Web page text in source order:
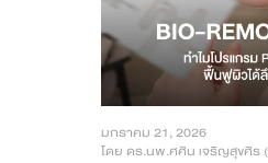
มกราคม 21, 2026
โดย ดร.นพ.ศศิน เจริญสุขศิร